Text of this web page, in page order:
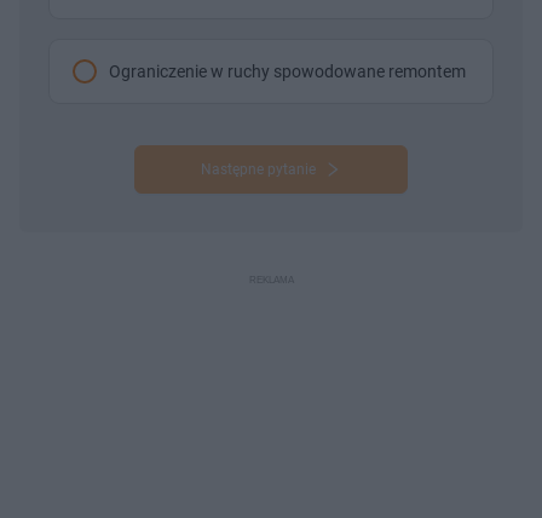
Ograniczenie w ruchy spowodowane remontem
Następne pytanie